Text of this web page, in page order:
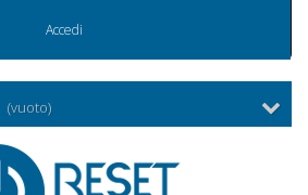
Accedi
(vuoto)